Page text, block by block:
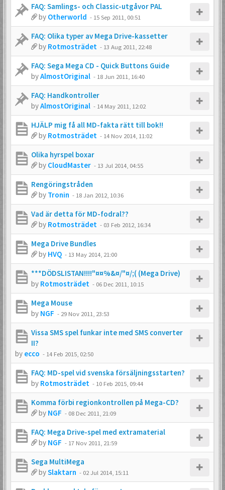
FAQ: Samlings- och Classic-utgåvor PAL
by Otherworld - 15 Sep 2011, 00:51
FAQ: Olika typer av Mega Drive-kassetter
by Rotmosträdet - 13 Aug 2011, 22:48
FAQ: Sega Mega CD - Quick Buttons Guide
byAlmostOriginal - 18 Jun 2011, 16:40
FAQ: Handkontroller
byAlmostOriginal - 14 May 2011, 12:02
HJÄLP mig få all MD-fakta rätt till bok!!
by Rotmosträdet - 14 Nov 2014, 11:02
Olika hyrspel boxar
by CloudMaster - 13 Jul 2014, 04:55
Rengöringstråden
by Tronin - 18 Jan 2012, 10:36
Vad är detta för MD-fodral??
by Rotmosträdet - 03 Feb 2012, 16:34
Mega Drive Bundles
by HVQ - 13 May 2014, 21:00
***DÖDSLISTAN!!!!"¤¤%&¤/"¤/;( (Mega Drive)
by Rotmosträdet - 06 Dec 2011, 10:15
Mega Mouse
by NGF - 29 Nov 2011, 23:53
Vissa SMS spel funkar inte med SMS converter
II?
by ecco - 14 Feb 2015, 02:50
FAQ: MD-spel vid svenska försäljningsstarten?
by Rotmosträdet - 10 Feb 2015, 09:44
Komma förbi regionkontrollen på Mega-CD?
by NGF - 08 Dec 2011, 21:09
FAQ: Mega Drive-spel med extramaterial
by NGF - 17 Nov 2011, 21:59
Sega MultiMega
bySlaktarn - 02 Jul 2014, 15:11